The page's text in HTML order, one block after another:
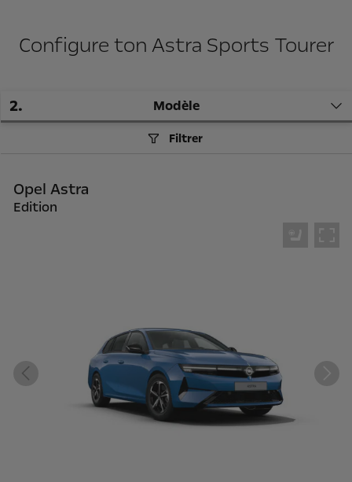
Configure ton Astra Sports Tourer
2. Modèle
Filtrer
Opel Astra
Edition